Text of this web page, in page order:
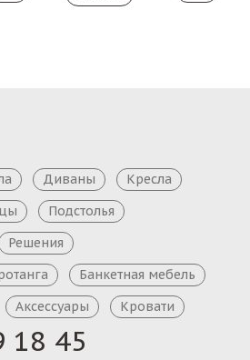
18 45
Диваны
Кресла
Подстолья
Решения
Банкетная мебель
Аксессуары Кровати